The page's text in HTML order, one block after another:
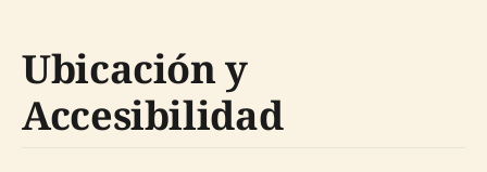
Ubicación y
Accesibilidad